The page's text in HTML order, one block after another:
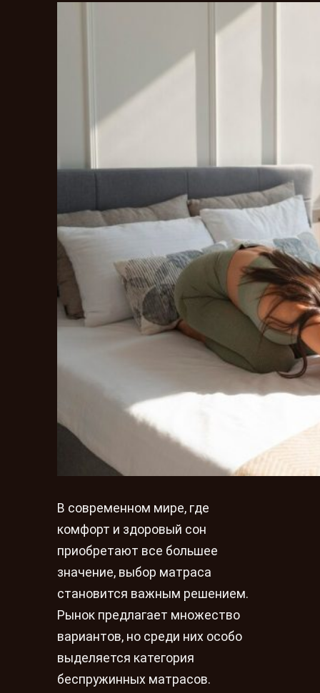
В современном мире, где
комфорт и здоровый сон
приобретают все большее
значение, выбор матраса
становится важным решением.
Рынок предлагает множество
вариантов, но среди них особо
выделяется категория
беспружинных матрасов.